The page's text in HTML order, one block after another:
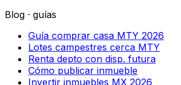
Blog · guías
Guía comprar casa MTY 2026
Lotes campestres cerca MTY
Renta depto con disp. futura
Cómo publicar inmueble
Invertir inmuebles MX 2026